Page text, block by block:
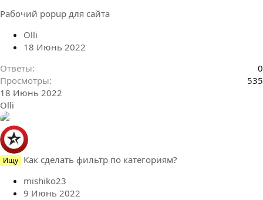
Рабочий popup для сайта
Olli
18 Июнь 2022
Ответы
0
Просмотры
535
18 Июнь 2022
Olli
Ищу Как сделать фильтр по категориям?
mishiko23
9 Июнь 2022